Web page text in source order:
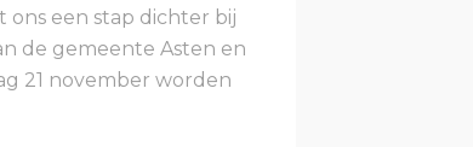
een stap dichter bij
de gemeente Asten en
21 november worden